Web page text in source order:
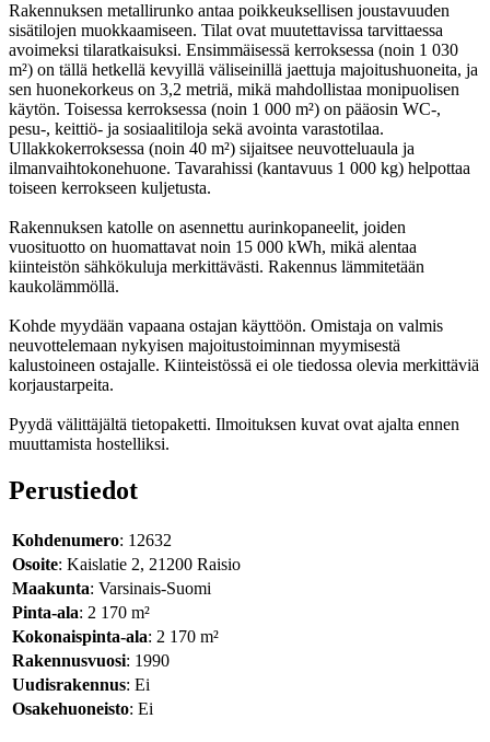
Rakennuksen metallirunko antaa poikkeuksellisen joustavuuden
sisätilojen muokkaamiseen. Tilat ovat muutettavissa tarvittaessa
avoimeksi tilaratkaisuksi. Ensimmäisessä kerroksessa (noin 1 030
m²) on tällä hetkellä kevyillä väliseinillä jaettuja majoitushuoneita, ja
sen huonekorkeus on 3,2 metriä, mikä mahdollistaa monipuolisen
käytön. Toisessa kerroksessa (noin 1 000 m²) on pääosin WC-,
pesu-, keittiö- ja sosiaalitiloja sekä avointa varastotilaa.
Ullakkokerroksessa (noin 40 m²) sijaitsee neuvotteluaula ja
ilmanvaihtokonehuone. Tavarahissi (kantavuus 1 000 kg) helpottaa
toiseen kerrokseen kuljetusta.
Rakennuksen katolle on asennettu aurinkopaneelit, joiden
vuosituotto on huomattavat noin 15 000 kWh, mikä alentaa
kiinteistön sähkökuluja merkittävästi. Rakennus lämmitetään
kaukolämmöllä.
Kohde myydään vapaana ostajan käyttöön. Omistaja on valmis
neuvottelemaan nykyisen majoitustoiminnan myymisestä
kalustoineen ostajalle. Kiinteistössä ei ole tiedossa olevia merkittäviä
korjaustarpeita.
Pyydä välittäjältä tietopaketti. Ilmoituksen kuvat ovat ajalta ennen
muuttamista hostelliksi.
Perustiedot
Kohdenumero: 12632
Osoite: Kaislatie 2, 21200 Raisio
Maakunta: Varsinais-Suomi
Pinta-ala: 2 170 m²
Kokonaispinta-ala: 2 170 m²
Rakennusvuosi: 1990
Uudisrakennus: Ei
Osakehuoneisto: Ei